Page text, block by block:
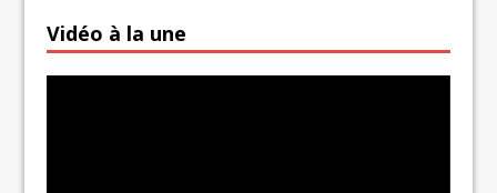
Vidéo à la une